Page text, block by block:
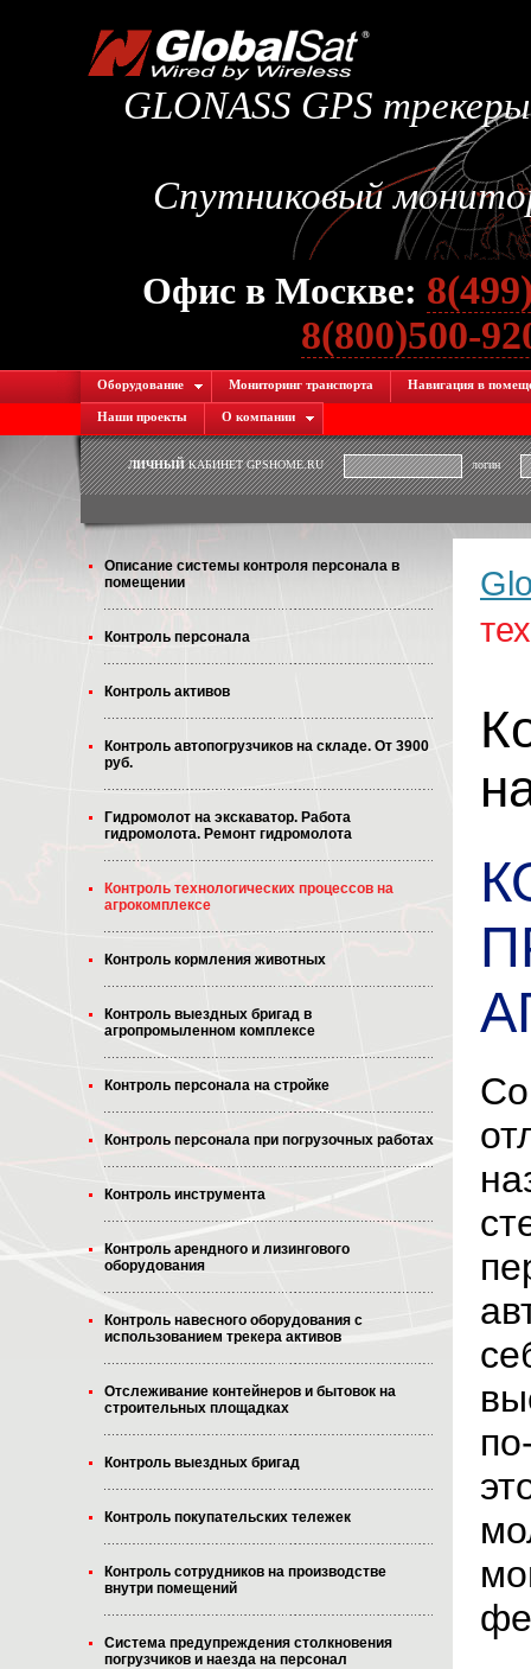
GLONASS GPS
Спутниковый
Офис в Москве:
8(800)500-
Оборудование Мониторинг транспорта Навигация в
Наши проекты О компании
ЛИЧНЫЙКАБИНЕТ GPSHOME.RU логин
Описание системы контроля персонала в
помещении
Контроль персонала
Контроль активов
Контроль автопогрузчиков на складе. От 3900
руб.
Гидромолот на экскаватор. Работа
гидромолота. Ремонт гидромолота
Контроль технологических процессов на
агрокомплексе
Контроль кормления животных
Контроль выездных бригад в
агропромыленном комплексе
Контроль персонала на стройке
Контроль персонала при погрузочных работах
Контроль инструмента
Контроль арендного и лизингового
оборудования
Контроль навесного оборудования с
использованием трекера активов
Отслеживание контейнеров и бытовок на
строительных площадках
Контроль выездных бригад
Контроль покупательских тележек
Контроль сотрудников на производстве
внутри помещений
Система предупреждения столкновения
погрузчиков и наезда на персонал